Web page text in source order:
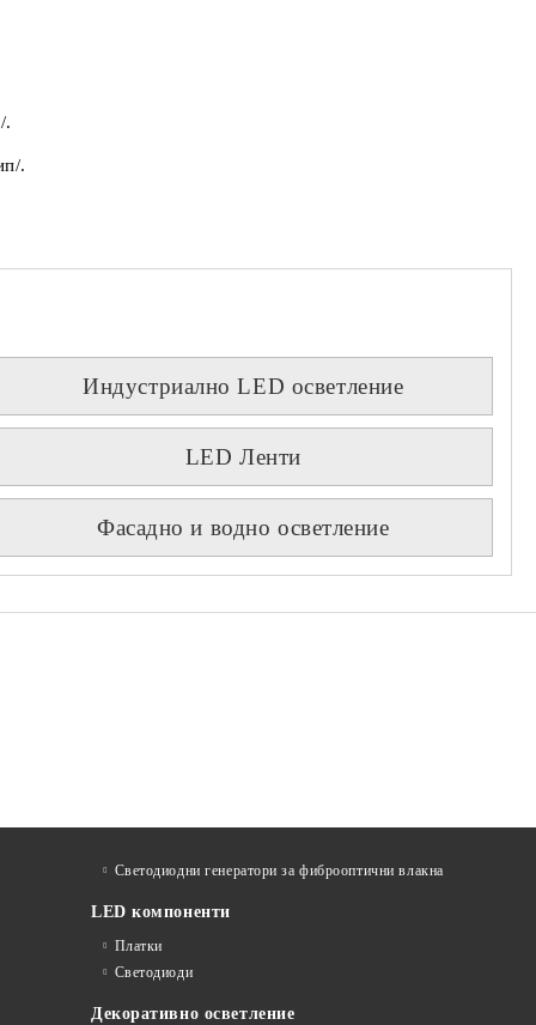
.
.
Индустриално LED осветление
LED Ленти
Фасадно и водно осветление
Светодиодни генератори за фиброоптични влакна
LED компоненти
Платки
Светодиоди
Декоративно осветление